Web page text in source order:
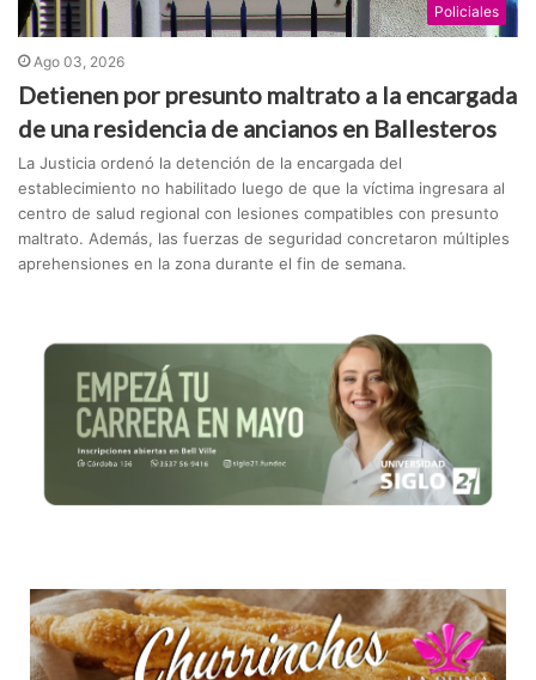
Policiales
Ago 03, 2026
Detienen por presunto maltrato a la encargada
de una residencia de ancianos en Ballesteros
La Justicia ordenó la detención de la encargada del
establecimiento no habilitado luego de que la víctima ingresara al
centro de salud regional con lesiones compatibles con presunto
maltrato. Además, las fuerzas de seguridad concretaron múltiples
aprehensiones en la zona durante el fin de semana.